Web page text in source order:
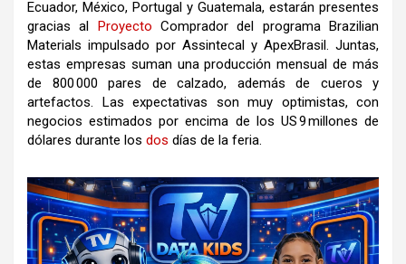
Ecuador, México, Portugal y Guatemala, estarán presentes
gracias al Proyecto Comprador del programa Brazilian
Materials impulsado por Assintecal y ApexBrasil. Juntas,
estas empresas suman una producción mensual de más
de 800 000 pares de calzado, además de cueros y
artefactos. Las expectativas son muy optimistas, con
negocios estimados por encima de los US 9 millones de
dólares durante los dos días de la feria.